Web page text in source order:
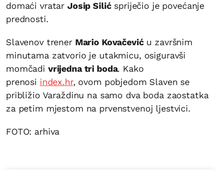
domaći vratar Josip Silićspriječio je povećanje
prednosti.
Slavenov trener Mario Kovačeviću završnim
minutama zatvorio je utakmicu, osiguravši
momčadi vrijedna tri boda. Kako
prenosi index.hr, ovom pobjedom Slaven se
približio Varaždinu na samo dva boda zaostatka
za petim mjestom na prvenstvenoj ljestvici.
FOTO: arhiva